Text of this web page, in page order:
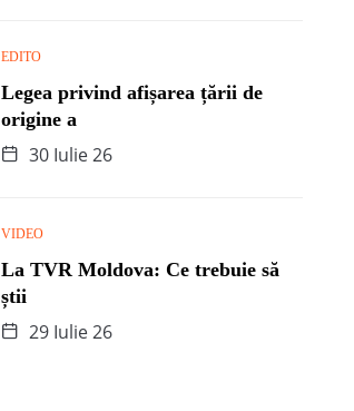
EDITO
Legea privind afișarea țării de
origine a
30 Iulie 26
VIDEO
La TVR Moldova: Ce trebuie să
știi
29 Iulie 26